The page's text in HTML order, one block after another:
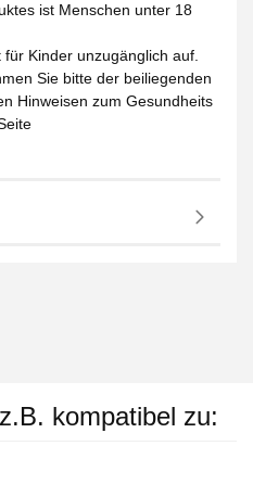
ist Menschen unter 18
Kinder unzugänglich auf.
Sie bitte der beiliegenden
Hinweisen zum Gesundheits
kompatibel zu: